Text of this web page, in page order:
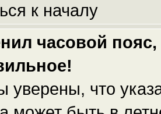
к началу
часовой
уверены, что